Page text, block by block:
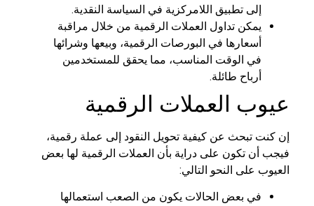
إلى تطبيق اللامركزية في السياسة النقدية.
يمكن تداول العملات الرقمية من خلال مراقبة
أسعارها في البورصات الرقمية، وبيعها وشرائها
في الوقت المناسب، مما يحقق للمستخدمين
أرباح طائلة.
عيوب العملات الرقمية
إن كنت تبحث عن كيفية تحويل النقود إلى عملة رقمية،
فيجب أن تكون على دراية بأن العملات الرقمية لها بعض
العيوب على النحو التالي:
في بعض الحالات يكون من الصعب استعمالها